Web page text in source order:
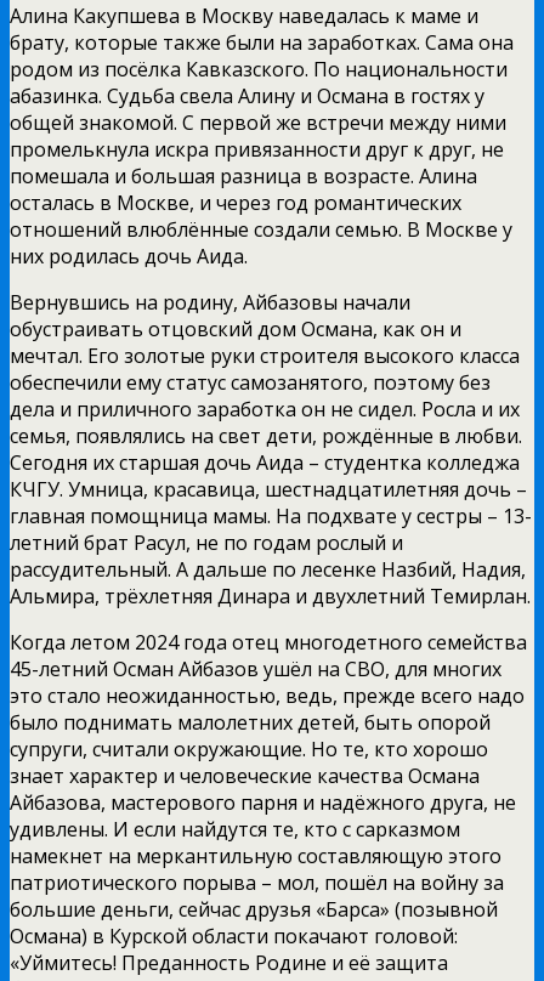
Алина Какупшева в Москву наведалась к маме и
брату, которые также были на заработках. Сама она
родом из посёлка Кавказского. По национальности
абазинка. Судьба свела Алину и Османа в гостях у
общей знакомой. С первой же встречи между ними
промелькнула искра привязанности друг к друг, не
помешала и большая разница в возрасте. Алина
осталась в Москве, и через год романтических
отношений влюблённые создали семью. В Москве у
них родилась дочь Аида.
Вернувшись на родину, Айбазовы начали
обустраивать отцовский дом Османа, как он и
мечтал. Его золотые руки строителя высокого класса
обеспечили ему статус самозанятого, поэтому без
дела и приличного заработка он не сидел. Росла и их
семья, появлялись на свет дети, рождённые в любви.
Сегодня их старшая дочь Аида – студентка колледжа
КЧГУ. Умница, красавица, шестнадцатилетняя дочь –
главная помощница мамы. На подхвате у сестры – 13-
летний брат Расул, не по годам рослый и
рассудительный. А дальше по лесенке Назбий, Надия,
Альмира, трёхлетняя Динара и двухлетний Темирлан.
Когда летом 2024 года отец многодетного семейства
45-летний Осман Айбазов ушёл на СВО, для многих
это стало неожиданностью, ведь, прежде всего надо
было поднимать малолетних детей, быть опорой
супруги, считали окружающие. Но те, кто хорошо
знает характер и человеческие качества Османа
Айбазова, мастерового парня и надёжного друга, не
удивлены. И если найдутся те, кто с сарказмом
намекнет на меркантильную составляющую этого
патриотического порыва – мол, пошёл на войну за
большие деньги, сейчас друзья «Барса» (позывной
Османа) в Курской области покачают головой:
«Уймитесь! Преданность Родине и её защита